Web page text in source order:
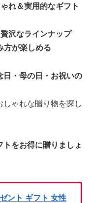
れ＆実用的なギフト
沢なラインナップ
方が楽しめる
日・母の日・お祝いの
ゃれな贈り物を探し
をお得に贈りましょ
ント ギフト 女性